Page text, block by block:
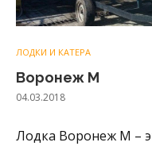
ЛОДКИ И КАТЕРА
Воронеж М
04.03.2018
Лодка Воронеж М –